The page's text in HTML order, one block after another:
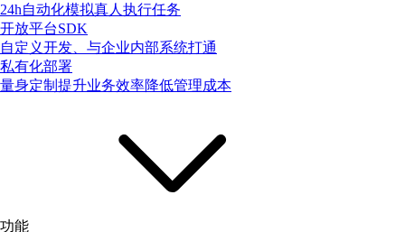
24h自动化模拟真人执行任务
开放平台SDK
自定义开发、与企业内部系统打通
私有化部署
量身定制提升业务效率降低管理成本
功能